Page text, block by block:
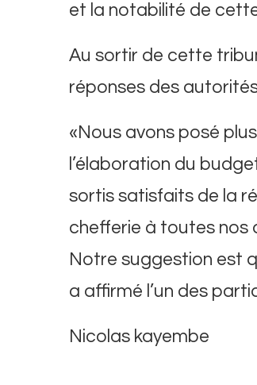
et la notabilité de
Au sortir de cette
réponses des
«Nous avons posé
l’élaboration du
sortis satisfaits de la
chefferie à toutes nos
Notre suggestion est
a affirmé l’un des
Nicolas kayembe